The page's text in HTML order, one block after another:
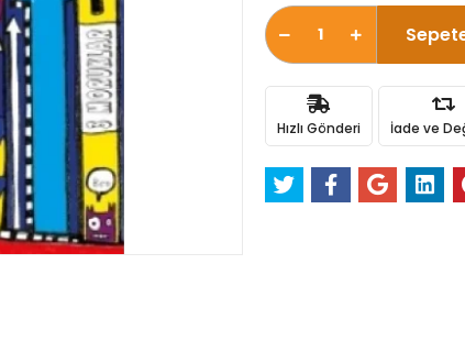
Hızlı Gönderi İade ve